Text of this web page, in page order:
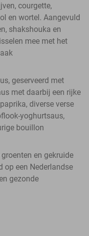
courgette,
en wortel. Aangevuld
shakshouka en
mee met het
geserveerd met
met daarbij een rijke
diverse verse
yoghurtsaus,
bouillon
en gekruide
op een Nederlandse
gezonde